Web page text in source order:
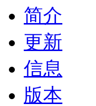
简介
更新
信息
版本